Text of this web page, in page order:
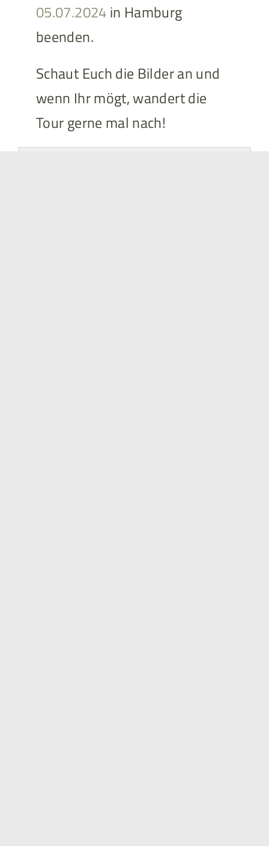
05.07.2024in Hamburg
beenden.
Schaut Euch die Bilder an und
wenn Ihr mögt, wandert die
Tour gerne mal nach!